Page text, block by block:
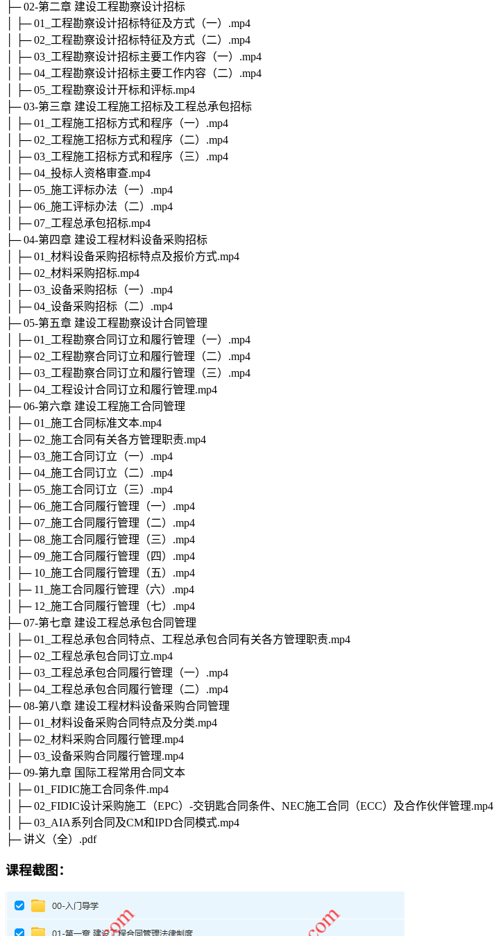
├─ 02-第二章 建设工程勘察设计招标
│ ├─ 01_工程勘察设计招标特征及方式（一）.mp4
│ ├─ 02_工程勘察设计招标特征及方式（二）.mp4
│ ├─ 03_工程勘察设计招标主要工作内容（一）.mp4
│ ├─ 04_工程勘察设计招标主要工作内容（二）.mp4
│ ├─ 05_工程勘察设计开标和评标.mp4
├─ 03-第三章 建设工程施工招标及工程总承包招标
│ ├─ 01_工程施工招标方式和程序（一）.mp4
│ ├─ 02_工程施工招标方式和程序（二）.mp4
│ ├─ 03_工程施工招标方式和程序（三）.mp4
│ ├─ 04_投标人资格审查.mp4
│ ├─ 05_施工评标办法（一）.mp4
│ ├─ 06_施工评标办法（二）.mp4
│ ├─ 07_工程总承包招标.mp4
├─ 04-第四章 建设工程材料设备采购招标
│ ├─ 01_材料设备采购招标特点及报价方式.mp4
│ ├─ 02_材料采购招标.mp4
│ ├─ 03_设备采购招标（一）.mp4
│ ├─ 04_设备采购招标（二）.mp4
├─ 05-第五章 建设工程勘察设计合同管理
│ ├─ 01_工程勘察合同订立和履行管理（一）.mp4
│ ├─ 02_工程勘察合同订立和履行管理（二）.mp4
│ ├─ 03_工程勘察合同订立和履行管理（三）.mp4
│ ├─ 04_工程设计合同订立和履行管理.mp4
├─ 06-第六章 建设工程施工合同管理
│ ├─ 01_施工合同标准文本.mp4
│ ├─ 02_施工合同有关各方管理职责.mp4
│ ├─ 03_施工合同订立（一）.mp4
│ ├─ 04_施工合同订立（二）.mp4
│ ├─ 05_施工合同订立（三）.mp4
│ ├─ 06_施工合同履行管理（一）.mp4
│ ├─ 07_施工合同履行管理（二）.mp4
│ ├─ 08_施工合同履行管理（三）.mp4
│ ├─ 09_施工合同履行管理（四）.mp4
│ ├─ 10_施工合同履行管理（五）.mp4
│ ├─ 11_施工合同履行管理（六）.mp4
│ ├─ 12_施工合同履行管理（七）.mp4
├─ 07-第七章 建设工程总承包合同管理
│ ├─ 01_工程总承包合同特点、工程总承包合同有关各方管理职责.mp4
│ ├─ 02_工程总承包合同订立.mp4
│ ├─ 03_工程总承包合同履行管理（一）.mp4
│ ├─ 04_工程总承包合同履行管理（二）.mp4
├─ 08-第八章 建设工程材料设备采购合同管理
│ ├─ 01_材料设备采购合同特点及分类.mp4
│ ├─ 02_材料采购合同履行管理.mp4
│ ├─ 03_设备采购合同履行管理.mp4
├─ 09-第九章 国际工程常用合同文本
│ ├─ 01_FIDIC施工合同条件.mp4
│ ├─ 02_FIDIC设计采购施工（EPC）-交钥匙合同条件、NEC施工合同（ECC）及合作伙伴管理.mp4
│ ├─ 03_AIA系列合同及CM和IPD合同模式.mp4
├─ 讲义（全）.pdf
课程截图：